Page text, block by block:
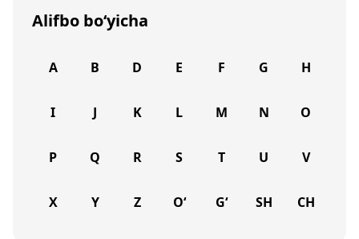
Alifbo bo‘yicha
A B D E F G H
I J K L M N O
P Q R S T U V
X Y Z O‘ G‘ SH CH